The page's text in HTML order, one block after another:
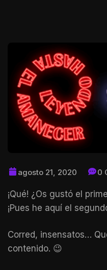
agosto 21, 2020 0
¡Qué! ¿Os gustó el
¡Pues he aquí el
Corred, insensatos…
contenido. 😉